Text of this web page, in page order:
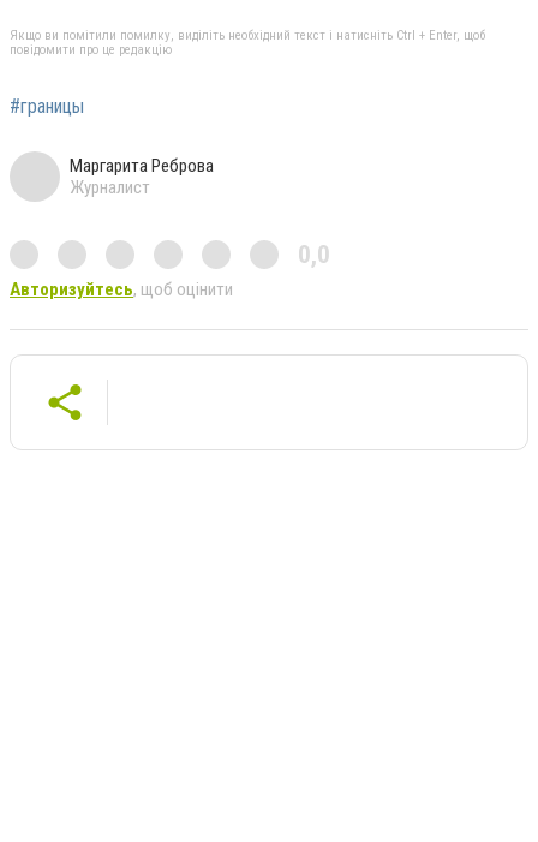
Якщо ви помітили помилку, виділіть необхідний текст і натисніть Ctrl + Enter, щоб
повідомити про це редакцію
#границы
Маргарита Реброва
Журналист
0,0
Авторизуйтесь, щоб оцінити